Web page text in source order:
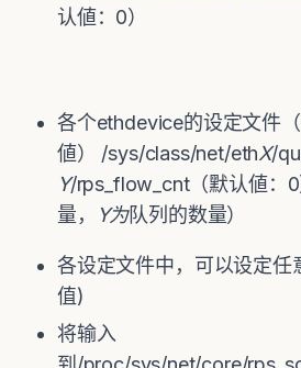
认値：0）
各个ethdevice的设定文件
値） /sys/class/net/ethX/
Y/rps_flow_cnt（默认値：
量，
Y为队列的数量）
各设定文件中，可以设定任
值)
将输入